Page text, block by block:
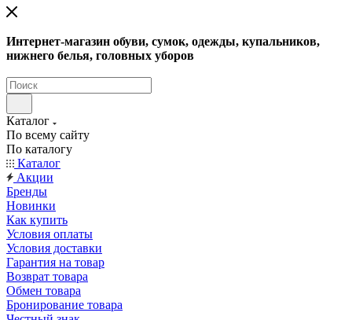
Интернет-магазин обуви, сумок, одежды, купальников,
нижнего белья, головных уборов
Каталог
По всему сайту
По каталогу
Каталог
Акции
Бренды
Новинки
Как купить
Условия оплаты
Условия доставки
Гарантия на товар
Возврат товара
Обмен товара
Бронирование товара